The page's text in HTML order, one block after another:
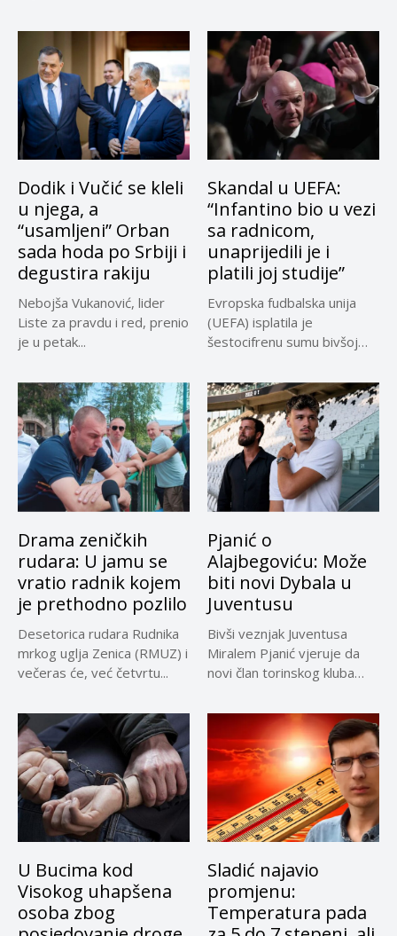
Dodik i Vučić se kleli
u njega, a
“usamljeni” Orban
sada hoda po Srbiji i
degustira rakiju
Nebojša Vukanović, lider
Liste za pravdu i red, prenio
je u petak...
Skandal u UEFA:
“Infantino bio u vezi
sa radnicom,
unaprijedili je i
platili joj studije”
Evropska fudbalska unija
(UEFA) isplatila je
šestocifrenu sumu bivšoj
Drama zeničkih
rudara: U jamu se
vratio radnik kojem
je prethodno pozlilo
Desetorica rudara Rudnika
mrkog uglja Zenica (RMUZ) i
večeras će, već četvrtu...
Pjanić o
Alajbegoviću: Može
biti novi Dybala u
Juventusu
Bivši veznjak Juventusa
Miralem Pjanić vjeruje da
novi član torinskog kluba
U Bucima kod
Visokog uhapšena
osoba zbog
Sladić najavio
promjenu:
Temperatura pada